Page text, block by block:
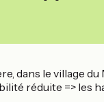
dans le village
réduite => les